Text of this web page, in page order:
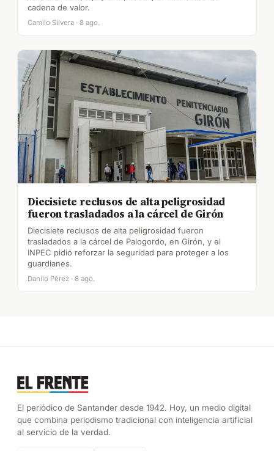
cadena de valor.
Camilo Silvera · 8 ago.
Diecisiete reclusos de alta peligrosidad
fueron trasladados a la cárcel de Girón
Diecisiete reclusos de alta peligrosidad fueron
trasladados a la cárcel de Palogordo, en Girón, y el
INPEC pidió reforzar la seguridad para proteger a los
guardianes.
Danilo Pérez · 8 ago.
El periódico de Santander desde 1942. Hoy, un medio digital
que combina periodismo tradicional con inteligencia artificial
al servicio de la verdad.